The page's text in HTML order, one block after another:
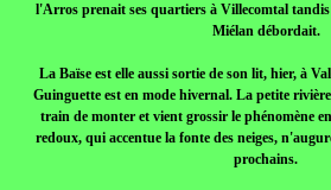
l'Arros prenait ses quartiers à Villecomtal
Miélan débordait.
La Baïse est elle aussi sortie de son lit, hier, à
Guinguette est en mode hivernal. La petite
train de monter et vient grossir le phénomène
redoux, qui accentue la fonte des neiges,
prochains.